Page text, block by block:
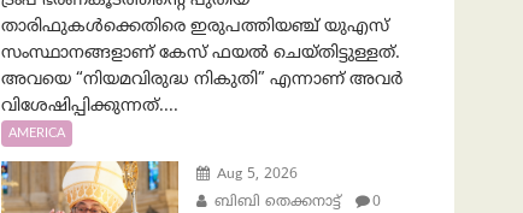
താരിഫുകൾക്കെതിരെ ഇരുപത്തിയഞ്ച് യുഎസ്
സംസ്ഥാനങ്ങളാണ് കേസ് ഫയൽ ചെയ്തിട്ടുള്ളത്.
അവയെ “നിയമവിരുദ്ധ നികുതി” എന്നാണ് അവര്‍
വിശേഷിപ്പിക്കുന്നത്....
AMERICA
Aug 5, 2026
ബിബി തെക്കനാട്ട്
0